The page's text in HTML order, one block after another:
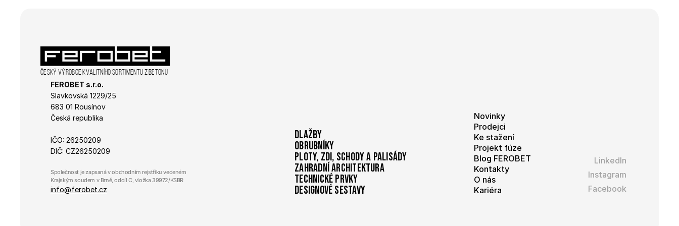
Český výrobce kvalitního sortimentu z betonu
FEROBET s.r.o.
Slavkovská 1229/25
683 01 Rousínov
Česká republika
IČO: 26250209
DIČ: CZ26250209
Společnost je zapsaná v obchodním rejstříku vedeném
Krajským soudem v Brně, oddíl C, vložka 39972/KSBR
info@ferobet.cz
Dlažby
Obrubníky
Ploty, zdi, schody a palisády
Zahradní architektura
Technické prvky
Designové sestavy
Novinky
Prodejci
Ke stažení
Projekt fúze
Blog FEROBET
Kontakty
O nás
Kariéra
LinkedIn
Instagram
Facebook